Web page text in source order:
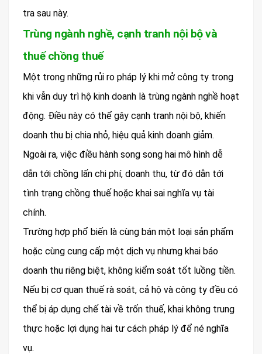
tra sau này.
Trùng ngành nghề, cạnh tranh nội bộ và
thuế chồng thuế
Một trong những rủi ro pháp lý khi mở công ty trong
khi vẫn duy trì hộ kinh doanh là trùng ngành nghề hoạt
động. Điều này có thể gây cạnh tranh nội bộ, khiến
doanh thu bị chia nhỏ, hiệu quả kinh doanh giảm.
Ngoài ra, việc điều hành song song hai mô hình dễ
dẫn tới chồng lấn chi phí, doanh thu, từ đó dẫn tới
tình trạng chồng thuế hoặc khai sai nghĩa vụ tài
chính.
Trường hợp phổ biến là cùng bán một loại sản phẩm
hoặc cùng cung cấp một dịch vụ nhưng khai báo
doanh thu riêng biệt, không kiểm soát tốt luồng tiền.
Nếu bị cơ quan thuế rà soát, cả hộ và công ty đều có
thể bị áp dụng chế tài về trốn thuế, khai không trung
thực hoặc lợi dụng hai tư cách pháp lý để né nghĩa
vụ.